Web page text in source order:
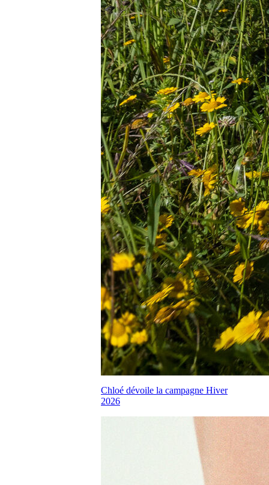
Chloé dévoile la campagne Hiver
2026